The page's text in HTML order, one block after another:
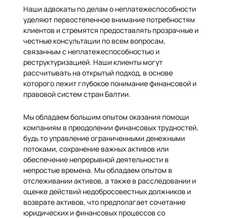
Наши адвокаты по делам о неплатежеспособности
уделяют первостепенное внимание потребностям
клиентов и стремятся предоставлять прозрачные и
честные консультации по всем вопросам,
связанным с неплатежеспособностью и
реструктуризацией. Наши клиенты могут
рассчитывать на открытый подход, в основе
которого лежит глубокое понимание финансовой и
правовой систем стран Балтии.
Мы обладаем большим опытом оказания помощи
компаниям в преодолении финансовых трудностей,
будь то управление ограниченными денежными
потоками, сохранение важных активов или
обеспечение непрерывной деятельности в
непростые времена. Мы обладаем опытом в
отслеживании активов, а также в расследовании и
оценке действий недобросовестных должников и
возврате активов, что предполагает сочетание
юридических и финансовых процессов со